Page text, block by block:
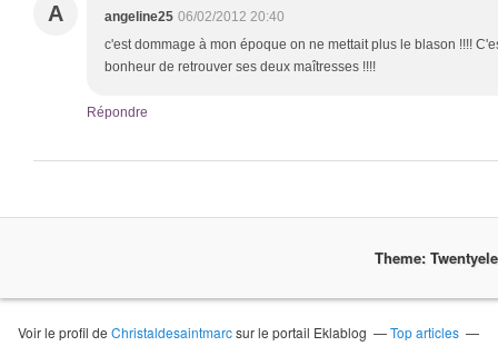
A angeline25 06/02/2012 20:40
c'est dommage à mon époque on ne mettait plus le blason !!!!
bonheur de retrouver ses deux maîtresses !!!!
Répondre
Theme:
Voir le profil deChristaldesaintmarcsur le portail Eklablog
Top articles